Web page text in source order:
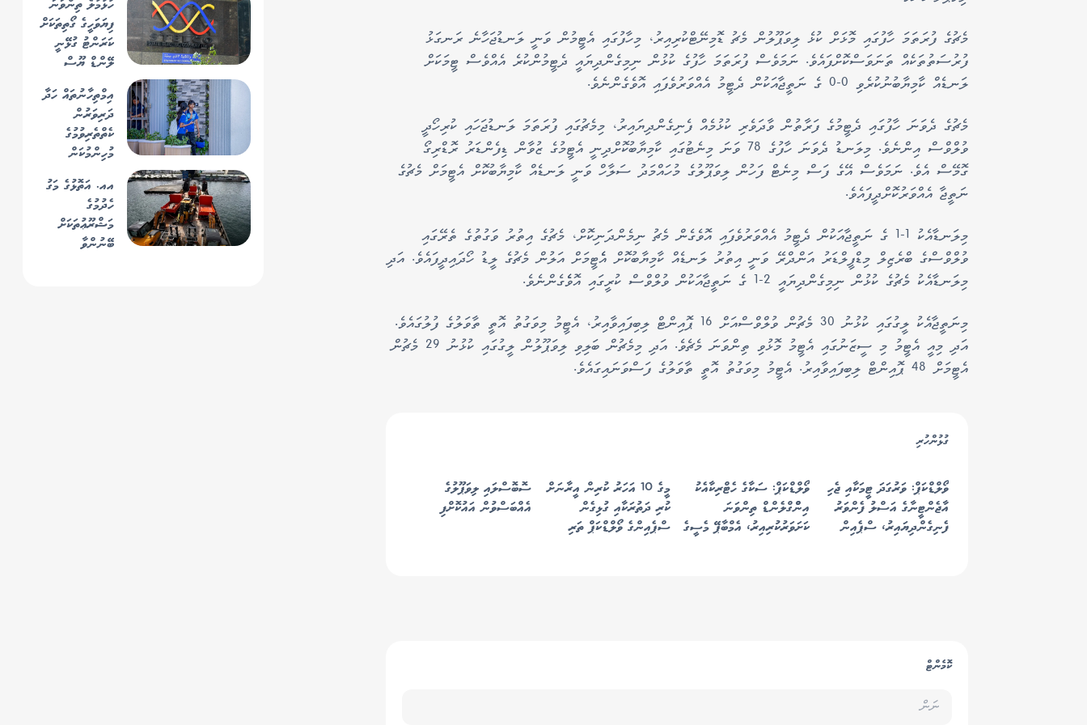
މެޗުގެ ފުރަތަމަ ހާފުގައި މޮޅަށް ކުޅެ ލިވަޕޫލުން މެޗު ޑޮމިނޭޓްކުރިއިރު، މިހާފުގައި އެޓީމުން ވަނީ ލަނޑުޖަހާނެ ރަނގަޅު
ފުރުސަތުތަކެއް ތަނަވަސްކޮށްފައެވެ. ނަމަވެސް ފުރަތަމަ ހާފުގެ ކުޅުން ނިމިގެންދިޔައީ ދެޓީމުންކުރެ އެއްވެސް ޓީމަކަށް
ލަނޑެއް ކާމިޔާބުނުކުރެވި 0-0 ގެ ނަތީޖާއަކުން ދެޓީމު އެއްވަރުވެފައި އޮވެގެންނެވެ.
މެޗުގެ ދެވަނަ ހާފުގައި ދެޓީމުގެ ފަރާތުން ވާދަވެރި ކުޅުމެއް ފެނިގެންދިޔައިރު، މިމެޗުގައި ފުރަތަމަ ލަނޑުޖަހައި ކުރިހޯދީ
ވުލްވްސް އިންނެވެ. މިލަނޑު ދެވަނަ ހާފުގެ 78 ވަނަ މިނެޓުގައި ކާމިޔާބުކޮށްދިނީ އެޓީމުގެ ޒުވާން ޑިފެންޑަރު ރޮޑްރިގޯ
ގޮމޭސް އެވެ. ނަމަވެސް އޭގެ ފަސް މިނެޓް ފަހުން ލިވަޕޫލުގެ މުހައްމަދު ސަލާހް ވަނީ ލަނޑެއް ކާމިޔާބުކޮށް އެޓީމަށް މެޗުގެ
ނަތީޖާ އެއްވަރުކޮށްދީފައެވެ.
މިލަނޑާއެކު 1-1 ގެ ނަތީޖާއަކުން ދެޓީމު އެއްވަރުވެފައި އޮވެގެން މެޗު ނިމެންދަނިކޮށް، މެޗުގެ އިތުރު ވަގުތުގެ ތެރޭގައި
ވުލްވްސްގެ ބްރެޒިލް މިޑްފީލްޑަރު އަންދްރޭ ވަނީ އިތުރު ލަނޑެއް ކާމިޔާބުކޮށް އެެޓީމަށް އަލުން މެޗުގެ ލީޑު ހޯދައިދީފައެވެ. އަދި
މިލަނޑާއެކު މެޗުގެ ކުޅުން ނިމިގެންދިޔައީ 2-1 ގެ ނަތީޖާއަކުން ވުލްވްސް ކުރީގައި އޮވެެގެންނެވެ.
މިނަތީޖާއެކު ލީގުގައި ކުޅުނު 30 މެޗުން ވުލްވްސްއަށް 16 ޕޮއިންޓް ލިބިފައިވާއިރު، އެޓީމު މިވަގުތު އޮތީ ތާވަލުގެ ފުލުގައެވެ.
އަދި މިއީ އެޓީމު މި ސީޒަނުގައި އެޓީމު މޮޅުވި ތިންވަނަ މެޗެވެ. އަދި މިމެޗުން ބަލިވި ލިވަޕޫލުން ލީގުގައި ކުޅުނު 29 މެޗުން
އެޓީމަށް 48 ޕޮއިންޓް ލިބިފައިވާއިރު. އެޓީމު މިވަގުތު އޮތީ ތާވަލުގެ ފަސްވަނައިގައެވެ.
ކޮމެންޓް
ގުޅުންހުރި
ވޯލްޑްކަޕް: ވަރުގަދަ ޓީމަކާއި ޖެހި
އާޖެންޓީނާގެ އަސްލު ފެންވަރު
ފެނިގެންދިޔައިރު، ސްޕެއިން
ވޯލްޑްކަޕް: ސަކާގެ ހެޓްރިކާއެކު
އިންްގްލެންޑް ތިންވަނަ
ކަށަވަރުކުރިއިރު، އެމްބާޕޭ މެސީގެ
މީގެ 10 އަހަރު ކުރިން އީރާނަށް
ކުރި ދަތުރަކާއި ގުޅިގެން
ސްޕެއިންގެ ވޯލްޑްކަޕް ތަރި
ސޮބޮސްލައި ލިވަޕޫލުގެ
އެއްބަސްވުން އައުކޮށްފި
ޝުޖާއު
ހުޅުމާލެ ތިންވަނަ
ފިޔަވަހީގެ ގޯތިތަކަށް
ކަރަންޓު ގުޅޭނީ
ލޭންޑް ޔޫސް
ކަމަށް ސްޓެލްކޯއިން
ހާމަކޮށްފި
އިމްތިހާނުތައް ހަދާ
ދަރިވަރުން
ކެތްތެރިވުމުގެ
މުހިންމުކަން
އއ. އަތޮޅުގެ މަގު
ހެދުމުގެ
މަޝްރޫޢުތަކަށް
ބޭނުންވާ